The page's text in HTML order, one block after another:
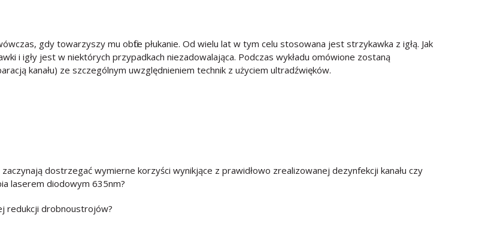
gdy towarzyszy mu obfite płukanie. Od wielu lat w tym celu stosowana jest strzykawka z igłą. Jak
i igły jest w niektórych przypadkach niezadowalająca. Podczas wykładu omówione zostaną
kanału) ze szczególnym uwzględnieniem technik z użyciem ultradźwięków.
dostrzegać wymierne korzyści wynikjące z prawidłowo zrealizowanej dezynfekcji kanału czy
laserem diodowym 635nm?
redukcji drobnoustrojów?